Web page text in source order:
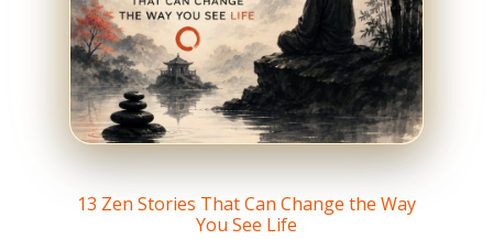
13 Zen Stories That Can Change the Way
You See Life